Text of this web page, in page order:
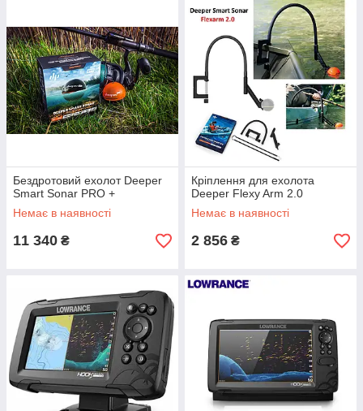
Бездротовий ехолот Deeper
Smart Sonar PRO +
Немає в наявності
11 340 ₴
Кріплення для ехолота
Deeper Flexy Arm 2.0
Немає в наявності
2 856 ₴